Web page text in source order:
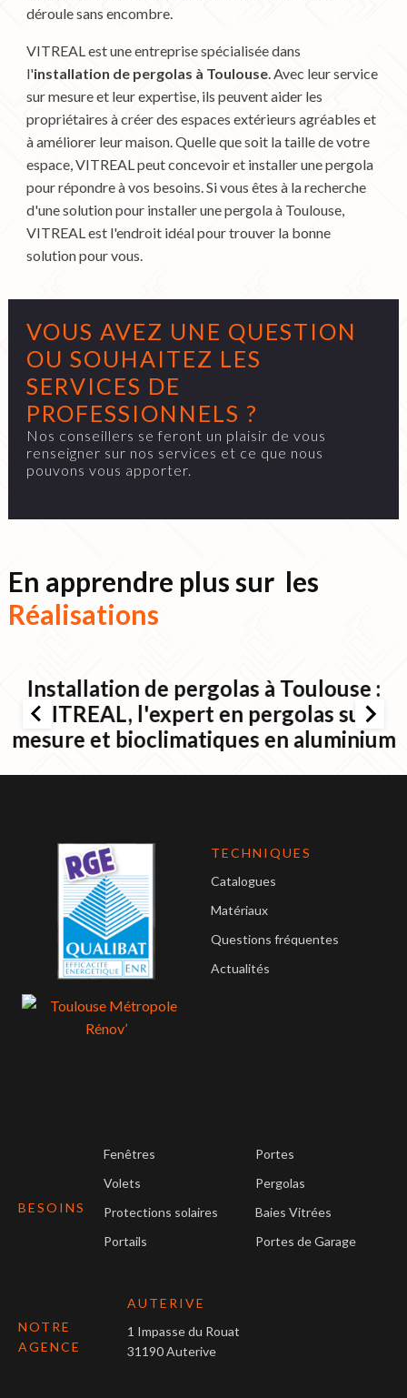
déroule sans encombre.
VITREAL est une entreprise spécialisée dans
l'installation de pergolas à Toulouse. Avec leur service
sur mesure et leur expertise, ils peuvent aider les
propriétaires à créer des espaces extérieurs agréables et
à améliorer leur maison. Quelle que soit la taille de votre
espace, VITREAL peut concevoir et installer une pergola
pour répondre à vos besoins. Si vous êtes à la recherche
d'une solution pour installer une pergola à Toulouse,
VITREAL est l'endroit idéal pour trouver la bonne
solution pour vous.
VOUS AVEZ UNE QUESTION
OU SOUHAITEZ LES
SERVICES DE
PROFESSIONNELS ?
Nos conseillers se feront un plaisir de vous
renseigner sur nos services et ce que nous
pouvons vous apporter.
En apprendre plus sur les
Réalisations
Installation de pergolas à Toulouse :
VITREAL, l'expert en pergolas sur
mesure et bioclimatiques en aluminium
TECHNIQUES
Catalogues
Matériaux
Questions fréquentes
Actualités
BESOINS
Fenêtres
Volets
Protections solaires
Portails
Portes
Pergolas
Baies Vitrées
Portes de Garage
NOTRE
AGENCE
AUTERIVE
1 Impasse du Rouat
31190 Auterive